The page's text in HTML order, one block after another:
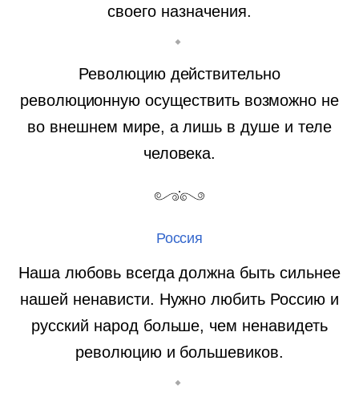
своего назначения.
Революцию действительно
революционную осуществить возможно не
во внешнем мире, а лишь в душе и теле
человека.
Россия
Наша любовь всегда должна быть сильнее
нашей ненависти. Нужно любить Россию и
русский народ больше, чем ненавидеть
революцию и большевиков.